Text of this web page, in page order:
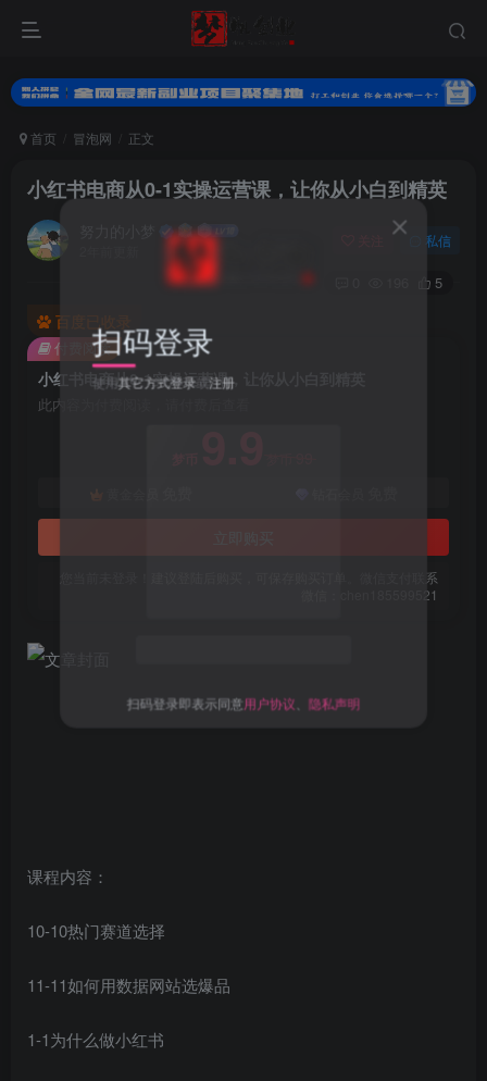
首页 冒泡网 正文
小红书电商从0-1实操运营课，让你从小白到精英
私信
5
百度已收录
小红书电商从0-1实操运营课，让你从小白到精英
此内容为付费阅读，请付费后查看
9.9
您当前未登录！建议登陆后购买，可保存购买订单。微信支付联系
微信：chen185599521
付费阅读
课程内容：
10-10热门赛道选择
11-11如何用数据网站选爆品
1-1为什么做小红书
扫码登录
使用其它方式登录或注册
扫码登录即表示同意用户协议、 隐私声明